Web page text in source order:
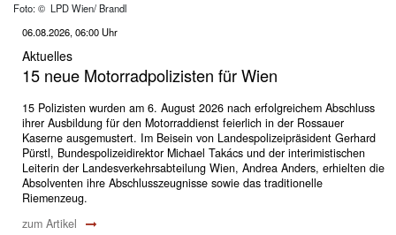
Foto: © LPD Wien/ Brandl
06.08.2026, 06:00 Uhr
Aktuelles
15 neue Motorradpolizisten für Wien
15 Polizisten wurden am 6. August 2026 nach erfolgreichem Abschluss
ihrer Ausbildung für den Motorraddienst feierlich in der Rossauer
Kaserne ausgemustert. Im Beisein von Landespolizeipräsident Gerhard
Pürstl, Bundespolizeidirektor Michael Takács und der interimistischen
Leiterin der Landesverkehrsabteilung Wien, Andrea Anders, erhielten die
Absolventen ihre Abschlusszeugnisse sowie das traditionelle
Riemenzeug.
zum Artikel